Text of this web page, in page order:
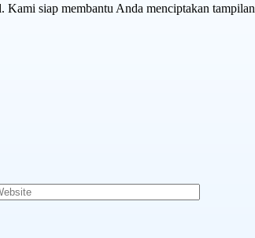
siap membantu Anda menciptakan tampilan